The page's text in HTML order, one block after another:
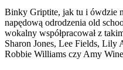
Binky Griptite, jak tu i ówdzie
napędową odrodzenia old
wokalny współpracował z
Sharon Jones, Lee Fields,
Robbie Williams czy Amy